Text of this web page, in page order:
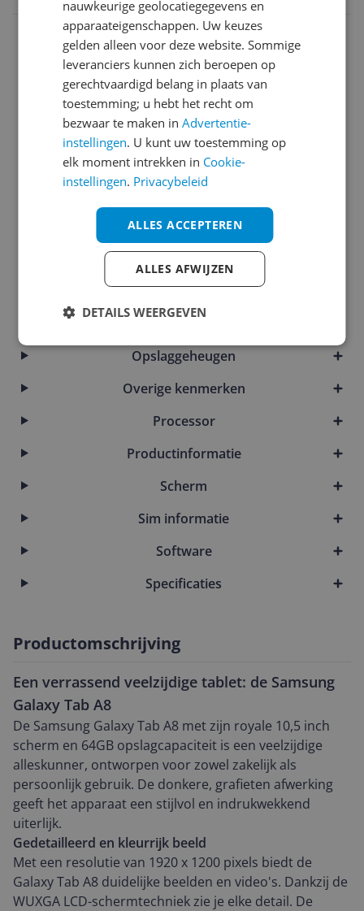
Aansluitingen
Algemeen
Batterij
Camera
Connectiviteit
Display
Eigenschappen
Introductie en ondersteuning
Kenmerken
Mogelijke vereisten instellen en gebruik
Opslaggeheugen
Overige kenmerken
Processor
Productinformatie
Scherm
Sim informatie
Software
Specificaties
Productomschrijving
Een verrassend veelzijdige tablet: de Samsung
Galaxy Tab A8
De Samsung Galaxy Tab A8 met zijn royale 10,5 inch
scherm en 64GB opslagcapaciteit is een veelzijdige
alleskunner, ontworpen voor zowel zakelijk als
persoonlijk gebruik. De donkere, grafieten afwerking
geeft het apparaat een stijlvol en indrukwekkend
uiterlijk.
Gedetailleerd en kleurrijk beeld
Met een resolutie van 1920 x 1200 pixels biedt de
Galaxy Tab A8 duidelijke beelden en video's. Dankzij de
WUXGA LCD-schermtechniek zie je elke detail. De
nauwkeurige geolocatiegegevens en
apparaateigenschappen. Uw keuzes
gelden alleen voor deze website. Sommige
leveranciers kunnen zich beroepen op
gerechtvaardigd belang in plaats van
toestemming; u hebt het recht om
bezwaar te maken inAdvertentie-
instellingen. U kunt uw toestemming op
elk moment intrekken in Cookie-
instellingen. Privacybeleid
ALLES ACCEPTEREN
ALLES AFWIJZEN
DETAILS WEERGEVEN